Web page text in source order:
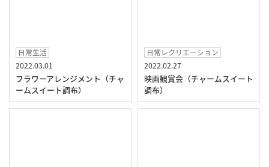
日常生活
2022.03.01
フラワーアレンジメント（チャ
ームスイート調布）
日常レクリエ―ション
2022.02.27
映画観賞会（チャームスイート
調布）